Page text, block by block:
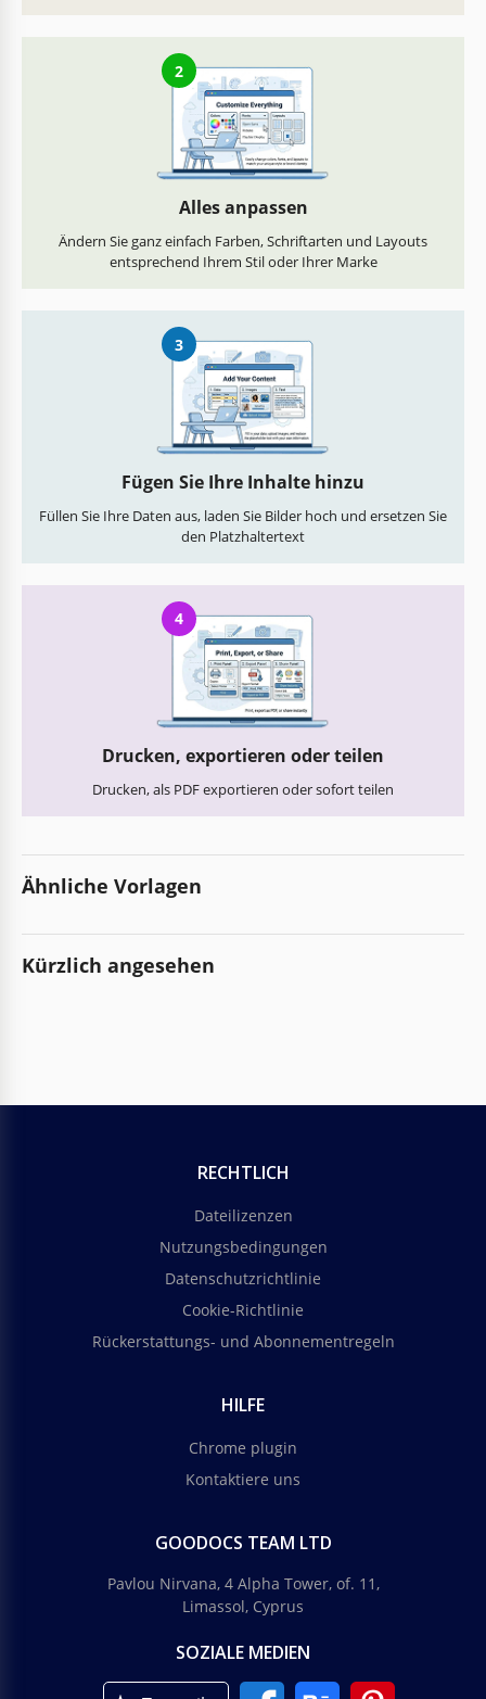
2
Alles anpassen
Ändern Sie ganz einfach Farben, Schriftarten und Layouts
entsprechend Ihrem Stil oder Ihrer Marke
3
Fügen Sie Ihre Inhalte hinzu
Füllen Sie Ihre Daten aus, laden Sie Bilder hoch und ersetzen Sie
den Platzhaltertext
4
Drucken, exportieren oder teilen
Drucken, als PDF exportieren oder sofort teilen
Ähnliche Vorlagen
Kürzlich angesehen
RECHTLICH
Dateilizenzen
Nutzungsbedingungen
Datenschutzrichtlinie
Cookie-Richtlinie
Rückerstattungs- und Abonnementregeln
HILFE
Chrome plugin
Kontaktiere uns
GOODOCS TEAM LTD
Pavlou Nirvana, 4 Alpha Tower, of. 11,
Limassol, Cyprus
SOZIALE MEDIEN